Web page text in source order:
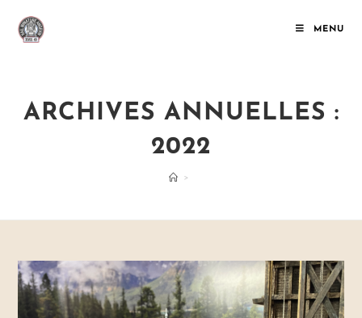
MENU
ARCHIVES ANNUELLES :
2022
>